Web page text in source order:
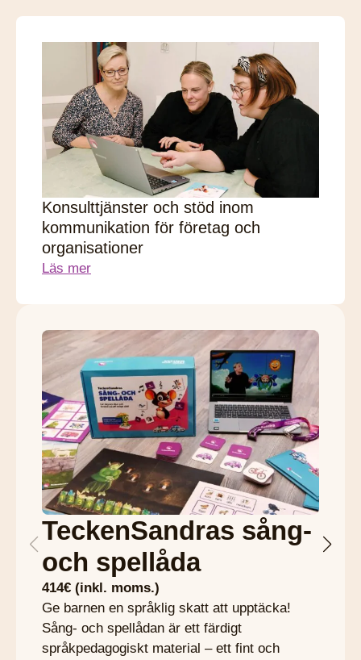
Konsulttjänster och stöd inom
kommunikation för företag och
organisationer
Läs mer
TeckenSandras sång-
och spellåda
414€ (inkl. moms.)
Ge barnen en språklig skatt att upptäcka!
Sång- och spellådan är ett färdigt
språkpedagogiskt material – ett fint och